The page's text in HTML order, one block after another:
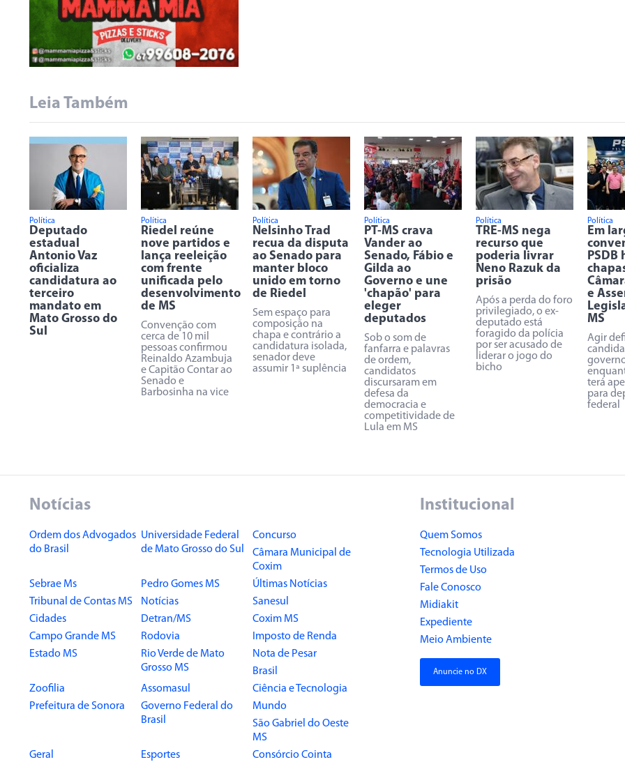
Leia Também
Política
Deputado
estadual
Antonio Vaz
oficializa
candidatura ao
terceiro
mandato em
Mato Grosso do
Sul
Política
Riedel reúne
nove partidos e
lança reeleição
com frente
unificada pelo
desenvolvimento
de MS
Convenção com
cerca de 10 mil
pessoas confirmou
Reinaldo Azambuja
e Capitão Contar ao
Senado e
Barbosinha na vice
Política
Nelsinho Trad
recua da disputa
ao Senado para
manter bloco
unido em torno
de Riedel
Sem espaço para
composição na
chapa e contrário a
candidatura isolada,
senador deve
assumir 1ª suplência
Política
PT-MS crava
Vander ao
Senado, Fábio e
Gilda ao
Governo e une
'chapão' para
eleger
deputados
Sob o som de
fanfarra e palavras
de ordem,
candidatos
discursaram em
defesa da
democracia e
competitividade de
Lula em MS
Política
TRE-MS nega
recurso que
poderia livrar
Neno Razuk da
prisão
Após a perda do foro
privilegiado, o ex-
deputado está
foragido da polícia
por ser acusado de
liderar o jogo do
bicho
Política
Em
PSDB
e
MS
Agir
terá
para
federal
Notícias
Ordem dos Advogados
do Brasil
Universidade Federal
de Mato Grosso do Sul
Concurso
Câmara Municipal de
Coxim
Sebrae Ms
Pedro Gomes MS
Últimas Notícias
Tribunal de Contas MS
Notícias
Sanesul
Cidades
Detran/MS
Coxim MS
Campo Grande MS
Rodovia
Imposto de Renda
Estado MS
Rio Verde de Mato
Grosso MS
Nota de Pesar
Brasil
Zoofilia
Assomasul
Ciência e Tecnologia
Prefeitura de Sonora
Governo Federal do
Brasil
Mundo
São Gabriel do Oeste
MS
Geral
Esportes Consórcio Cointa
Institucional
Quem Somos
Tecnologia Utilizada
Termos de Uso
Fale Conosco
Midiakit
Expediente
Meio Ambiente
Anuncie no DX